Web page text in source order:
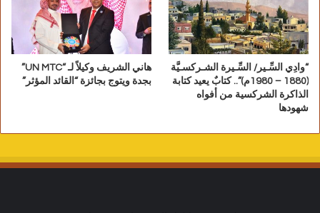
“وادِي السِّـير/ السِّـيرة الشـركسـيَّة
(1880 – 1980م)”.. كتابٌ يعيد كتابة
الذاكرة الشركسية من أفواه
شهودها
هاني الشريف وكيلاً لـ “UN MTC”
بجدة ويتوج بجائزة “القائد المؤثر”